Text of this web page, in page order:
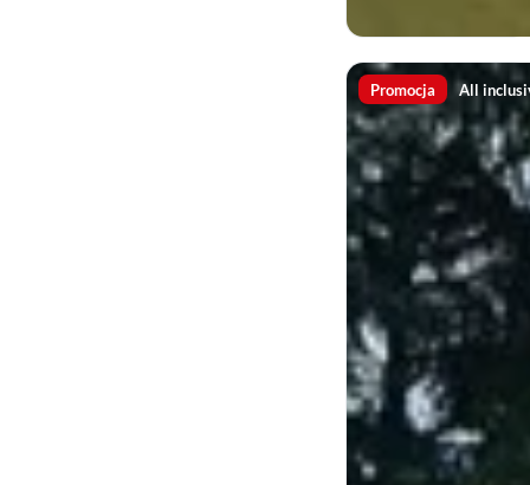
Promocja All